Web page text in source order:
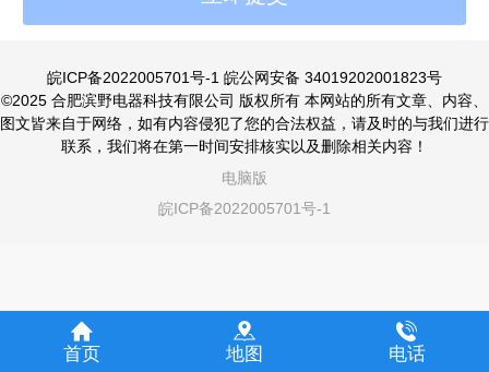
皖ICP备2022005701号-1 皖公网安备 34019202001823号
©2025 合肥滨野电器科技有限公司 版权所有 本网站的所有文章、内容、
图文皆来自于网络，如有内容侵犯了您的合法权益，请及时的与我们进行
联系，我们将在第一时间安排核实以及删除相关内容！
电脑版
皖ICP备2022005701号-1
首页 地图 电话